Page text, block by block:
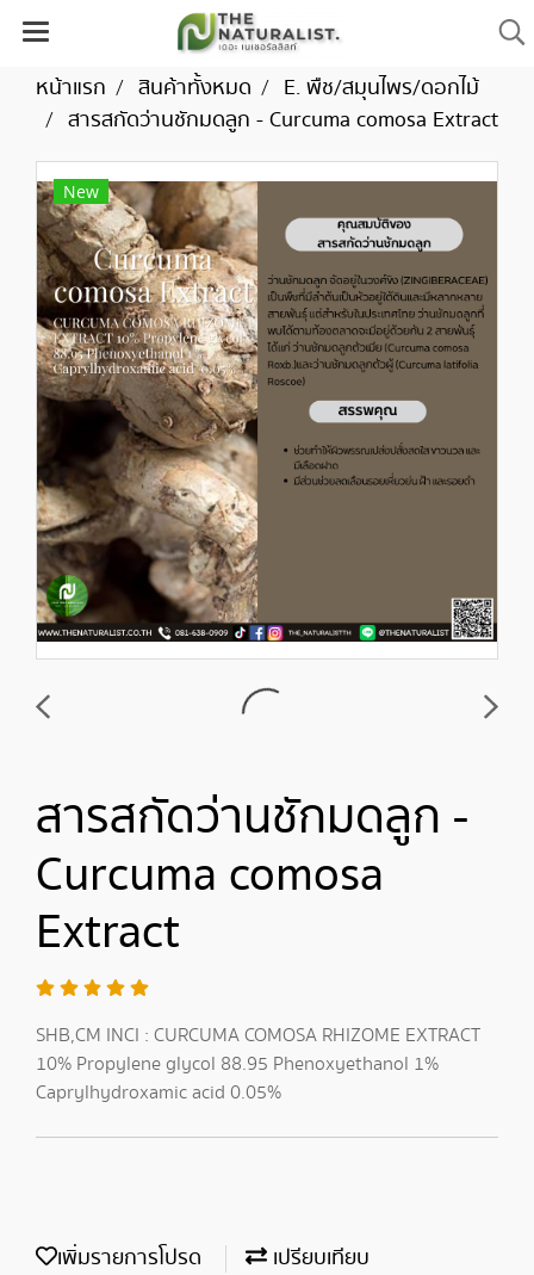
หน้าแรก สินค้าทั้งหมด
E. พืช/สมุนไพร/ดอกไม้
สารสกัดว่านชักมดลูก - Curcuma comosa Extract
New
สารสกัดว่านชักมดลูก -
Curcuma comosa
Extract
SHB,CM INCI : CURCUMA COMOSA RHIZOME EXTRACT
10% Propylene glycol 88.95 Phenoxyethanol 1%
Caprylhydroxamic acid 0.05%
เพิ่มรายการโปรด เปรียบเทียบ